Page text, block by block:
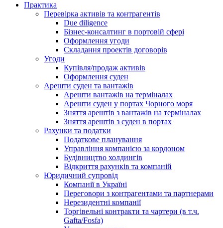
Практика
Перевірка активів та контрагентів
Due diligence
Бізнес-консалтинг в портовій сфері
Оформлення угоди
Складання проектів договорів
Угоди
Купівля/продаж активів
Оформлення суден
Арешти суден та вантажів
Арешти вантажів на терміналах
Арешти суден у портах Чорного моря
Зняття арештів з вантажів на терміналах
Зняття арештів з суден в портах
Рахунки та податки
Податкове планування
Управління компанією за кордоном
Будівництво холдингів
Відкриття рахунків та компаній
Юридичний супровід
Компанії в Україні
Переговори з контрагентами та партнерами
Нерезидентні компанії
Торгівельні контракти та чартери (в т.ч.
Gafta/Fosfa)